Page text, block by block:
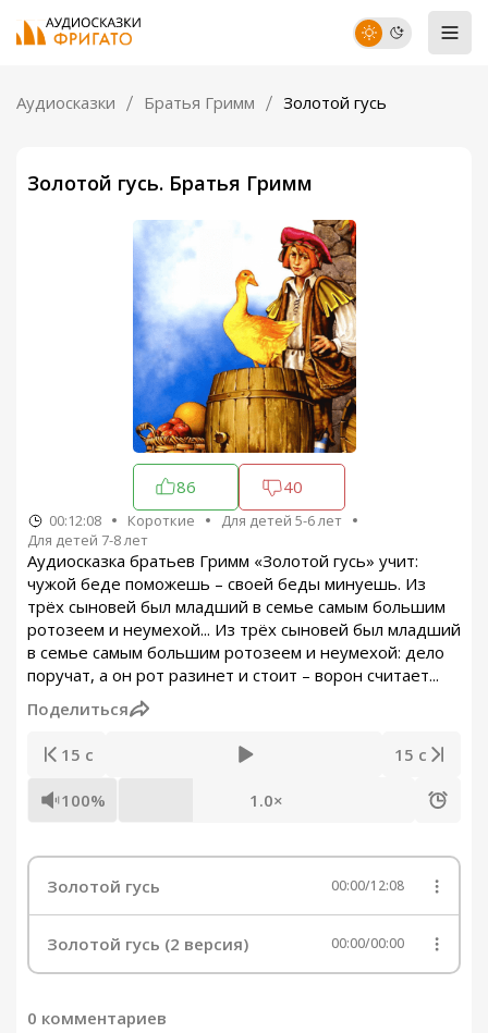
Аудиосказки Братья Гримм Золотой гусь
Золотой гусь. Братья Гримм
86 40
00:12:08 Короткие
Для детей 5-6 лет
Для детей 7-8 лет
Аудиосказка братьев Гримм «Золотой гусь» учит:
чужой беде поможешь – своей беды минуешь. Из
трёх сыновей был младший в семье самым большим
ротозеем и неумехой... Из трёх сыновей был младший
в семье самым большим ротозеем и неумехой: дело
поручат, а он рот разинет и стоит – ворон считает...
Поделиться
15 с 15 с
100% 1.0×
Золотой гусь 00:00/12:08
Золотой гусь (2 версия) 00:00/00:00
0 комментариев